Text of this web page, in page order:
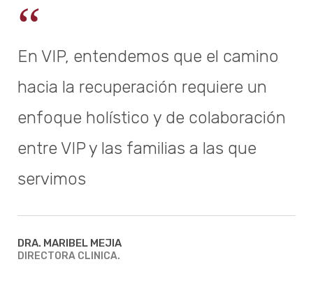
En VIP, entendemos que el camino
hacia la recuperación requiere un
enfoque holístico y de colaboración
entre VIP y las familias a las que
servimos
DRA. MARIBEL MEJIA
DIRECTORA CLINICA.